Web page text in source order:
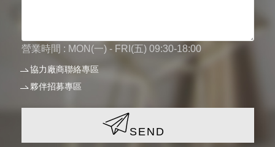
營業時間 : MON(一) - FRI(五) 09:30-18:00
協力廠商聯絡專區
夥伴招募專區
SEND